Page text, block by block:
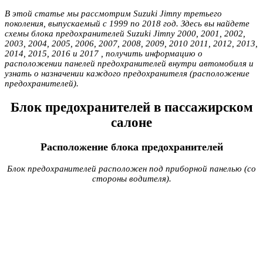
В этой статье мы рассмотрим Suzuki Jimny третьего
поколения, выпускаемый с 1999 по 2018 год. Здесь вы найдете
схемы блока предохранителей Suzuki Jimny 2000, 2001, 2002,
2003, 2004, 2005, 2006, 2007, 2008, 2009, 2010 2011, 2012, 2013,
2014, 2015, 2016 и 2017 , получить информацию о
расположении панелей предохранителей внутри автомобиля и
узнать о назначении каждого предохранителя (расположение
предохранителей).
Блок предохранителей в пассажирском
салоне
Расположение блока предохранителей
Блок предохранителей расположен под приборной панелью (со
стороны водителя).